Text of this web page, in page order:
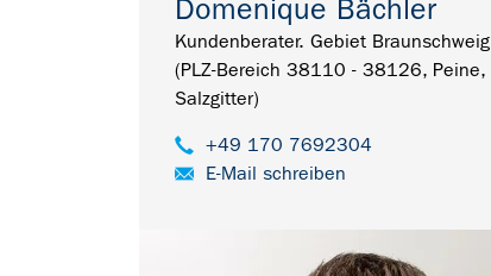
Domenique Bächler
Kundenberater. Gebiet Braunschweig
(PLZ-Bereich 38110 - 38126, Peine,
Salzgitter)
+49 170 7692304
E-Mail schreiben